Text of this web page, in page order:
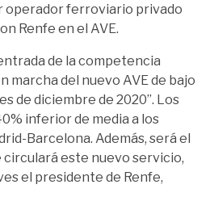
operador ferroviario privado
Renfe en el AVE.
de la competencia
marcha del nuevo AVE de bajo
de diciembre de 2020”. Los
inferior de media a los
Barcelona. Además, será el
este nuevo servicio,
el presidente de Renfe,